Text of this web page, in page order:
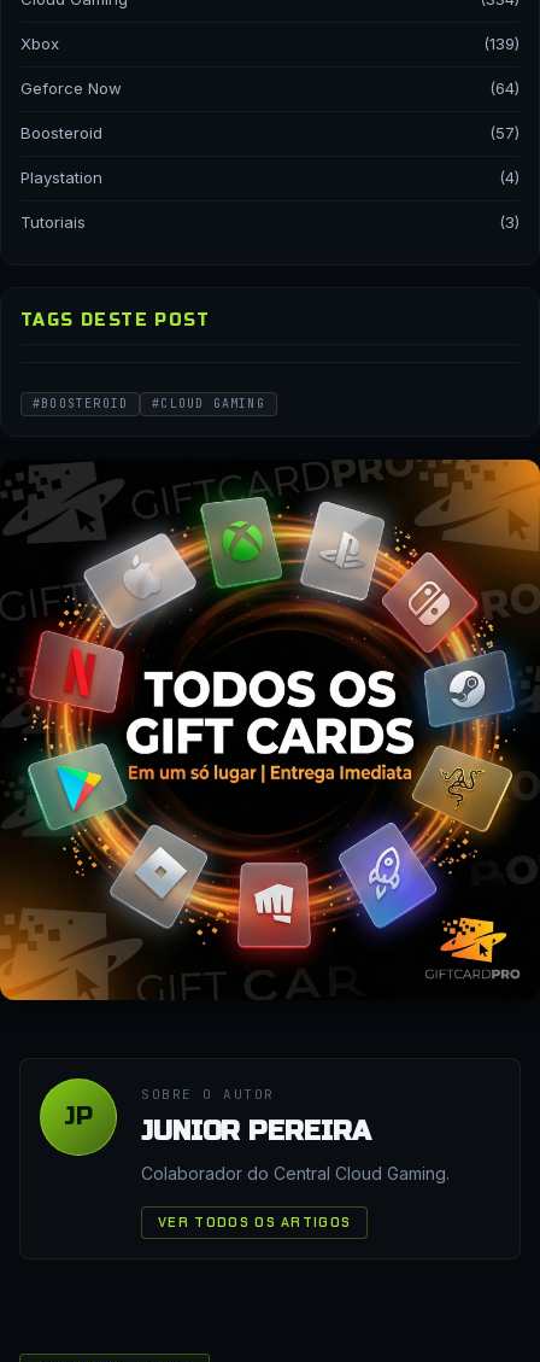
Xbox (139)
Geforce Now (64)
Boosteroid (57)
Playstation (4)
Tutoriais (3)
TAGS DESTE POST
#BOOSTEROID #CLOUD GAMING
JP
SOBRE O AUTOR
JUNIOR PEREIRA
Colaborador do Central Cloud Gaming.
VER TODOS OS ARTIGOS